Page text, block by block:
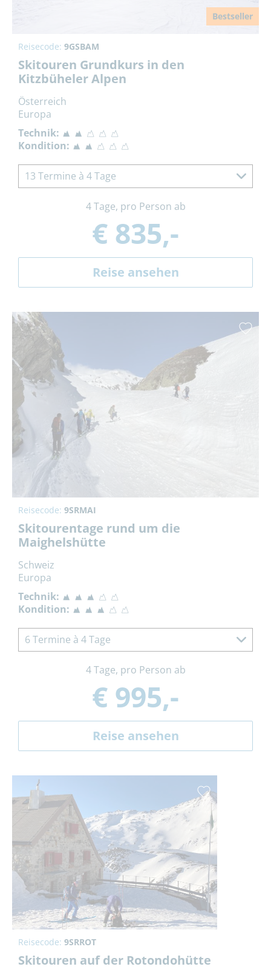
Bestseller
Reisecode: 9GSBAM
Skitouren Grundkurs in den
Kitzbüheler Alpen
Österreich
Europa
Technik:
Kondition:
13 Termine à 4 Tage
4 Tage, pro Person ab
€ 835,-
Reise ansehen
Reisecode: 9SRMAI
Skitourentage rund um die
Maighelshütte
Schweiz
Europa
Technik:
Kondition:
6 Termine à 4 Tage
4 Tage, pro Person ab
€ 995,-
Reise ansehen
Reisecode: 9SRROT
Skitouren auf der Rotondohütte